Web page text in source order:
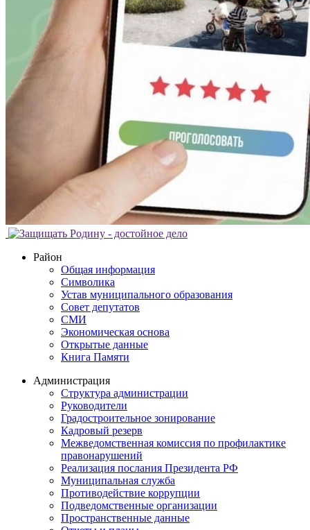
Район
Общая информация
Символика
Устав муниципального образования
Совет депутатов
СМИ
Экономическая основа
Открытые данные
Книга Памяти
Администрация
Структура администрации
Руководители
Градостроительное зонирование
Кадровый резерв
Межведомственная комиссия по профилактике
правонарушений
Реализация послания Президента РФ
Муниципальная служба
Противодействие коррупции
Подведомственные организации
Пространственные данные